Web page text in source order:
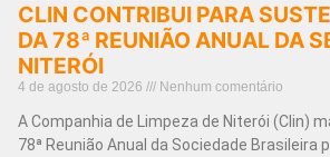
CLIN CONTRIBUI PARA
DA 78ª REUNIÃO ANUAL DA
NITERÓI
4 de agosto de 2026 Nenhum comentário
A Companhia de Limpeza de Niterói (Clin)
78ª Reunião Anual da Sociedade Brasileira